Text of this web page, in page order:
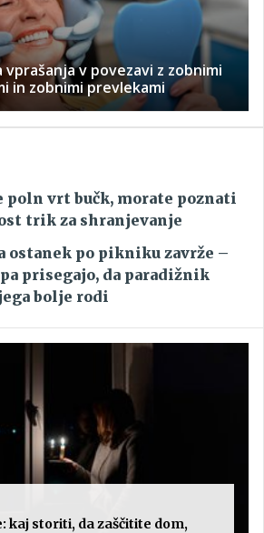
v povezavi z zobnimi
in zobnimi prevlekami
poln vrt bučk, morate poznati
trik za shranjevanje
ostanek po pikniku zavrže –
prisegajo, da paradižnik
bolje rodi
kaj storiti, da zaščitite dom,